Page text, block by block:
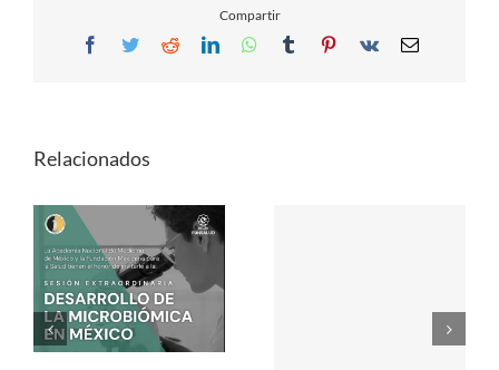
Compartir
Facebook
TwitterRedditLinkedInWhatsApp
TumblrPinterest
Vk Email
Relacionados